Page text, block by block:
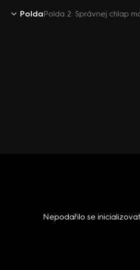
PoldaPolda 2: Správnej chlap
Nepodařilo se